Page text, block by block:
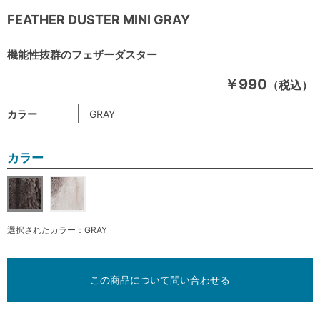
FEATHER DUSTER MINI GRAY
機能性抜群のフェザーダスター
￥990 （税込）
カラー GRAY
カラー
選択されたカラー：GRAY
この商品について問い合わせる